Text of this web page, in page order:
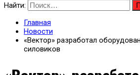
Найти:
Главная
Новости
«Вектор» разработал
силовиков